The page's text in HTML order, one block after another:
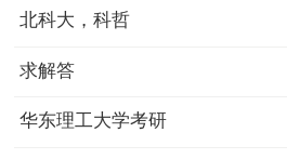
北科大，科哲
求解答
华东理工大学考研